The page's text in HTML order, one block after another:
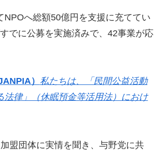
へ総額50億円を支援に充ててい
でに公募を実施済みで、42事業が応
） 私たちは、「民間公益活動
律」（休眠預金等活用法）におけ
盟団体に実情を聞き、与野党に共